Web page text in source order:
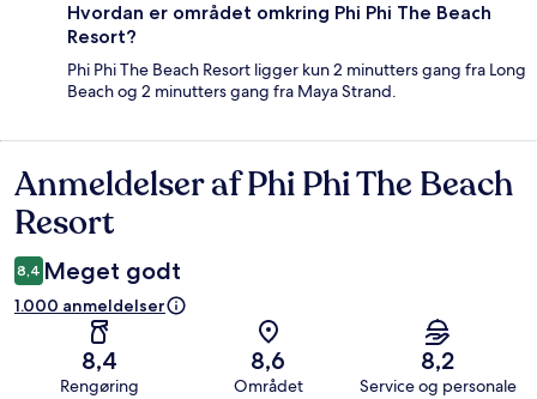
Hvordan er området omkring Phi Phi The Beach
Resort?
Phi Phi The Beach Resort ligger kun 2 minutters gang fra Long
Beach og 2 minutters gang fra Maya Strand.
Anmeldelser
Anmeldelser af Phi Phi The Beach
Resort
8,4 Meget godt
1.000 anmeldelser
8,4
Rengøring
8,6
Området
8,2
Service og personale